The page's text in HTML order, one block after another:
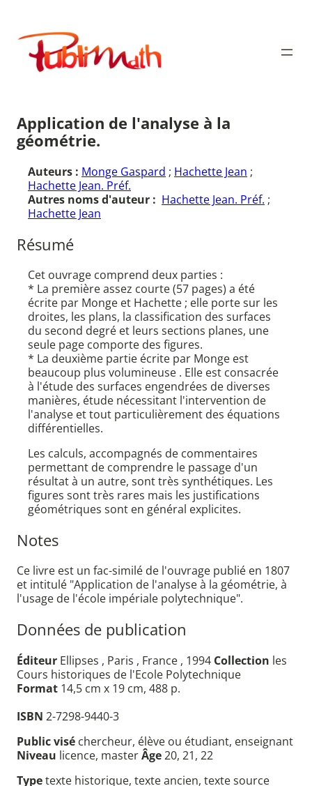
contenu
Publimath
Application de l'analyse à la
géométrie.
Auteurs : Monge Gaspard ; Hachette Jean ;
Hachette Jean. Préf.
Autres noms d'auteur : Hachette Jean. Préf. ;
Hachette Jean
Résumé
Cet ouvrage comprend deux parties :
* La première assez courte (57 pages) a été
écrite par Monge et Hachette ; elle porte sur les
droites, les plans, la classification des surfaces
du second degré et leurs sections planes, une
seule page comporte des figures.
* La deuxième partie écrite par Monge est
beaucoup plus volumineuse . Elle est consacrée
à l'étude des surfaces engendrées de diverses
manières, étude nécessitant l'intervention de
l'analyse et tout particulièrement des équations
différentielles.
Les calculs, accompagnés de commentaires
permettant de comprendre le passage d'un
résultat à un autre, sont très synthétiques. Les
figures sont très rares mais les justifications
géométriques sont en général explicites.
Notes
Ce livre est un fac-similé de l'ouvrage publié en 1807
et intitulé "Application de l'analyse à la géométrie, à
l'usage de l'école impériale polytechnique".
Données de publication
Éditeur Ellipses , Paris , France , 1994 Collection les
Cours historiques de l'Ecole Polytechnique
Format 14,5 cm x 19 cm, 488 p.
ISBN 2-7298-9440-3
Public visé chercheur, élève ou étudiant, enseignant
Niveau licence, masterÂge20, 21, 22
Typetexte historique, texte ancien, texte source